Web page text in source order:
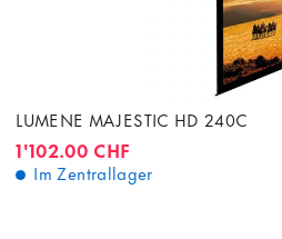
LUMENE MAJESTIC HD 240C
1'102.00 CHF
Im Zentrallager